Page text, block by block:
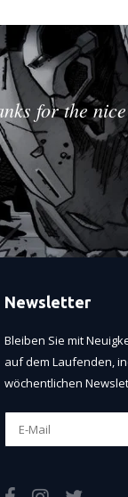
for the
Newsletter
Bleiben Sie mit
auf dem Laufenden,
wöchentlichen